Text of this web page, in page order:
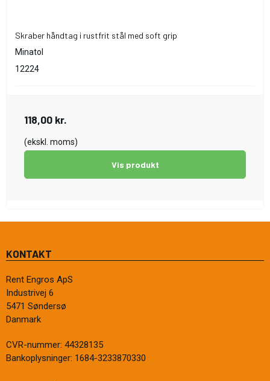
Skraber håndtag i rustfrit stål med soft grip
Minatol
12224
118,00 kr.
(ekskl. moms)
Vis produkt
KONTAKT
Rent Engros ApS
Industrivej 6
5471 Søndersø
Danmark
CVR-nummer: 44328135
Bankoplysninger: 1684-3233870330